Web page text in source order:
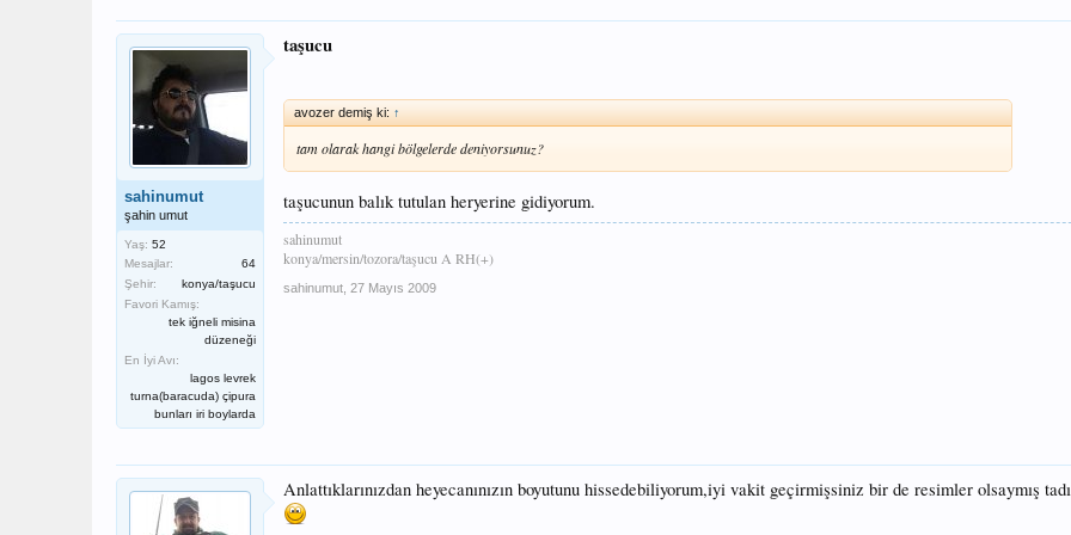
sahinumut
şahin umut
Yaş: 52
Mesajlar:
64
Şehir:
konya/taşucu
Favori Kamış:
tek iğneli misina
düzeneği
En İyi Avı:
lagos levrek
turna(baracuda) çipura
bunları iri boylarda
taşucu
avozer demiş ki: ↑
tam olarak hangi bölgelerde deniyorsunuz?
taşucunun balık tutulan heryerine gidiyorum.
sahinumut
konya/mersin/tozora/taşucu A RH(+)
sahinumut 27 Mayıs 2009
Anlattıklarınızdan heyecanınızın boyutunu hissedebiliyorum,iyi vakit geçirmişsiniz bir de resimler olsaymış